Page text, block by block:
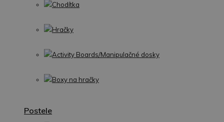
Chodítka
Hračky
Activity Boards/Manipulačné dosky
Boxy na hračky
Postele